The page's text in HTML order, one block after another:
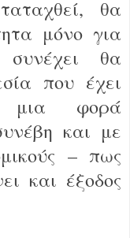
θα
μόνο για
θα
που έχει
μια φορά
και με
– πως
και έξοδος